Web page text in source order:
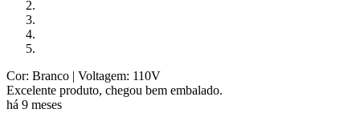
Cor: Branco | Voltagem: 110V
Excelente produto, chegou bem embalado.
há 9 meses